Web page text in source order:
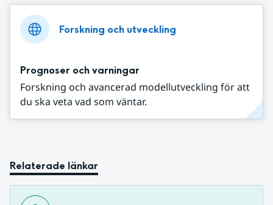
Forskning och utveckling
Prognoser och varningar
Forskning och avancerad modellutveckling för att
du ska veta vad som väntar.
Relaterade länkar